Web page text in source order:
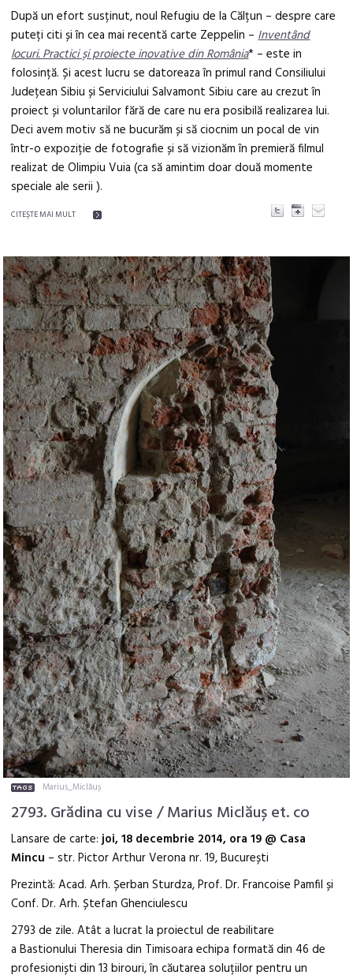
După un efort susținut, noul Refugiu de la Călțun – despre care
puteți citi și în cea mai recentă carte Zeppelin –Inventând
locuri. Practici și proiecte inovative din România* – este in
folosință. Și acest lucru se datoreaza în primul rand Consiliului
Județean Sibiu și Serviciului Salvamont Sibiu care au crezut în
proiect și voluntarilor fără de care nu era posibilă realizarea lui.
Deci avem motiv să ne bucurăm și să ciocnim un pocal de vin
într-o expoziție de fotografie și să vizionăm în premieră filmul
realizat de Olimpiu Vuia (ca să amintim doar două momente
speciale ale serii ).
CITEŞTE MAI MULT
Marius_Miclăuș
2793. Grădina cu vise / Marius Miclăuș et. co
Lansare de carte:joi, 18 decembrie 2014, ora 19 @ Casa
Mincu – str. Pictor Arthur Verona nr. 19, București
Prezintă: Acad. Arh. Șerban Sturdza, Prof. Dr. Francoise Pamfil și
Conf. Dr. Arh. Ștefan Ghenciulescu
2793 de zile. Atât a lucrat la proiectul de reabilitare
a Bastionului Theresia din Timisoara echipa formată din 46 de
profesioniști din 13 birouri, în căutarea soluțiilor pentru un